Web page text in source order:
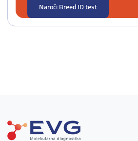
Naroči Breed ID test